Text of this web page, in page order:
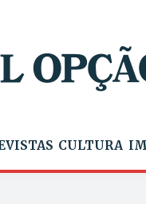
CULTURA